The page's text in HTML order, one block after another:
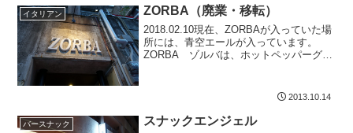
イタリアン ZORBA（廃業・移転）
2018.02.10現在、ZORBAが入っていた場
所には、青空エールが入っています。
ZORBA ゾルバは、ホットペッパーグル
のある。というのは、新しい飲み友達O
2013.10.14
バースナック スナックエンジェル